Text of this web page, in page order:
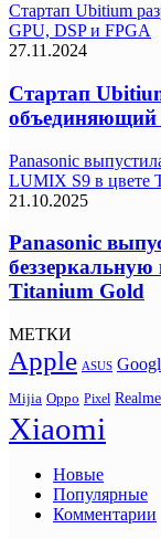
Стартап Ubitium
GPU, DSP и FPGA
27.11.2024
Стартап
объединяющий
Panasonic
LUMIX S9 в цвете
21.10.2025
Panasonic
Titanium Gold
МЕТКИ
Apple ASUS
Mijia Oppo Pixel Realme
Xiaomi
Новые
Популярные
Комментарии